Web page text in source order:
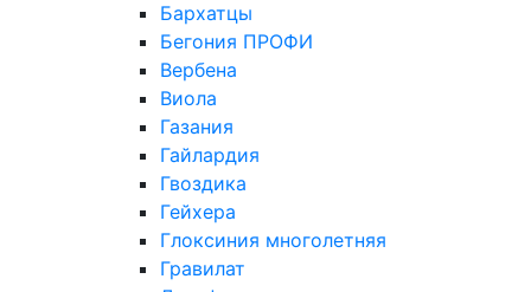
Бархатцы
Бегония ПРОФИ
Вербена
Виола
Газания
Гайлардия
Гвоздика
Гейхера
Глоксиния многолетняя
Гравилат